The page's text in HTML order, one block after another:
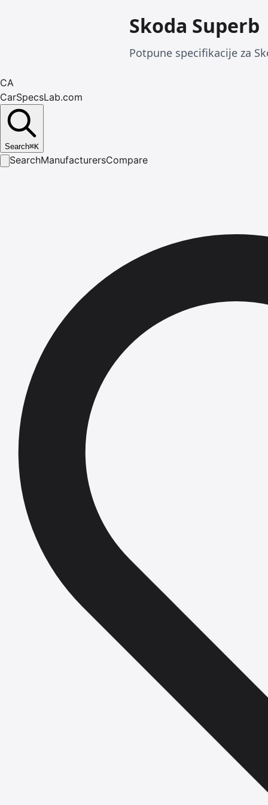
Skoda Superb
Potpune specifikacije za
CA
CarSpecsLab.com
Search⌘K
SearchManufacturersCompare